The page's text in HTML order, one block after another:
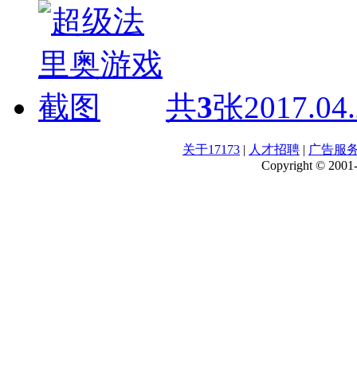
共3张
关于17173 | 人才招聘 | 广告服
Copyright ©